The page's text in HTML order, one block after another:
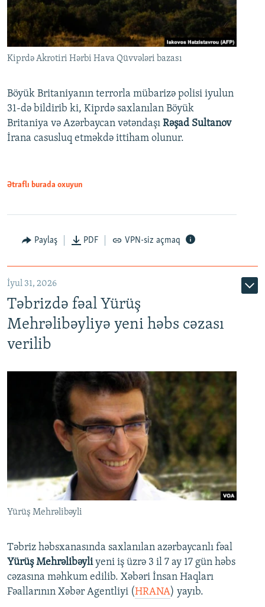
Kiprdə Akrotiri Hərbi Hava Qüvvələri bazası
Böyük Britaniyanın terrorla mübarizə polisi iyulun
31-də bildirib ki, Kiprdə saxlanılan Böyük
Britaniya və Azərbaycan vətəndaşı Rəşad Sultanov
İrana casusluq etməkdə ittiham olunur.
Ətraflı burada oxuyun
Paylaş PDF VPN-siz açmaq
İyul 31, 2026
Təbrizdə fəal Yürüş
Mehrəlibəyliyə yeni həbs cəzası
verilib
Yürüş Mehrəlibəyli
Təbriz həbsxanasında saxlanılan azərbaycanlı fəal
Yürüş Mehrəlibəyliyeni iş üzrə 3 il 7 ay 17 gün həbs
cəzasına məhkum edilib. Xəbəri İnsan Haqları
Fəallarının Xəbər Agentliyi (HRANA) yayıb.